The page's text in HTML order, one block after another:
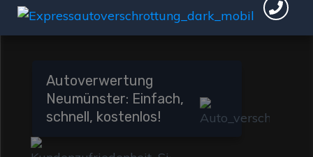
Autoverwertung
Neumünster: Einfach,
schnell, kostenlos!